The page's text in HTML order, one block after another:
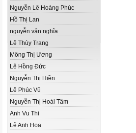
Nguyễn Lê Hoàng Phúc
Hồ Thị Lan
nguyễn văn nghĩa
Lê Thùy Trang
Mông Thị Ương
Lê Hồng Đức
Nguyễn Thị Hiền
Lê Phúc Vũ
Nguyễn Thị Hoài Tâm
Anh Vu Thi
Lê Anh Hoa